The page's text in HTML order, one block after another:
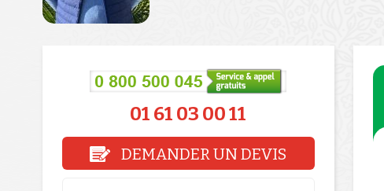
01 61 03 00 11
DEMANDER UN DEVIS